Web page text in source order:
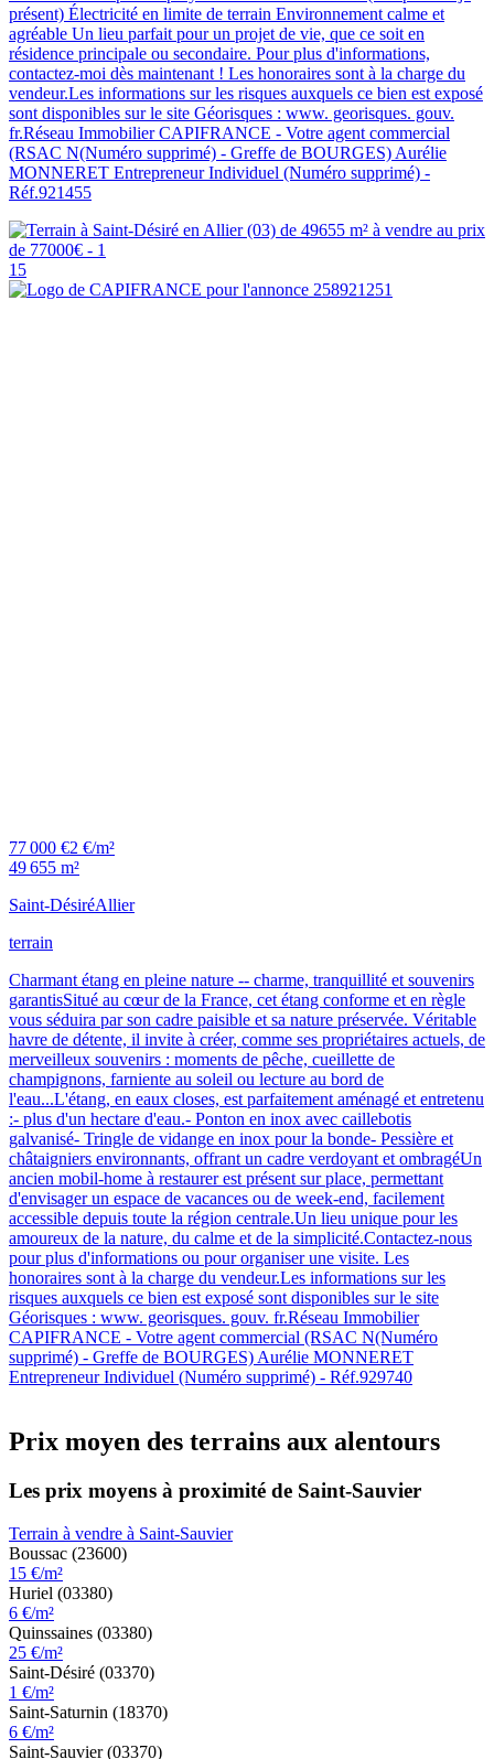
présent) Électricité en limite de terrain Environnement calme et
agréable Un lieu parfait pour un projet de vie, que ce soit en
résidence principale ou secondaire. Pour plus d'informations,
contactez-moi dès maintenant ! Les honoraires sont à la charge du
vendeur.Les informations sur les risques auxquels ce bien est exposé
sont disponibles sur le site Géorisques : www. georisques. gouv.
fr.Réseau Immobilier CAPIFRANCE - Votre agent commercial
(RSAC N(Numéro supprimé) - Greffe de BOURGES) Aurélie
MONNERET Entrepreneur Individuel (Numéro supprimé) -
Réf.921455
15
77 000 €2 €/m²
49 655 m²
Saint-DésiréAllier
terrain
Charmant étang en pleine nature -- charme, tranquillité et souvenirs
garantisSitué au cœur de la France, cet étang conforme et en règle
vous séduira par son cadre paisible et sa nature préservée. Véritable
havre de détente, il invite à créer, comme ses propriétaires actuels, de
merveilleux souvenirs : moments de pêche, cueillette de
champignons, farniente au soleil ou lecture au bord de
l'eau...L'étang, en eaux closes, est parfaitement aménagé et entretenu
:- plus d'un hectare d'eau.- Ponton en inox avec caillebotis
galvanisé- Tringle de vidange en inox pour la bonde- Pessière et
châtaigniers environnants, offrant un cadre verdoyant et ombragéUn
ancien mobil-home à restaurer est présent sur place, permettant
d'envisager un espace de vacances ou de week-end, facilement
accessible depuis toute la région centrale.Un lieu unique pour les
amoureux de la nature, du calme et de la simplicité.Contactez-nous
pour plus d'informations ou pour organiser une visite. Les
honoraires sont à la charge du vendeur.Les informations sur les
risques auxquels ce bien est exposé sont disponibles sur le site
Géorisques : www. georisques. gouv. fr.Réseau Immobilier
CAPIFRANCE - Votre agent commercial (RSAC N(Numéro
supprimé) - Greffe de BOURGES) Aurélie MONNERET
Entrepreneur Individuel (Numéro supprimé) - Réf.929740
Prix moyen des terrains aux alentours
Les prix moyens à proximité de Saint-Sauvier
Terrain à vendre à Saint-Sauvier
Boussac (23600)
15 €/m²
Huriel (03380)
6 €/m²
Quinssaines (03380)
25 €/m²
Saint-Désiré (03370)
1 €/m²
Saint-Saturnin (18370)
6 €/m²
Saint-Sauvier (03370)